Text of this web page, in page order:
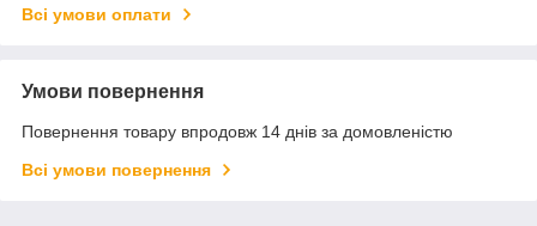
Всі умови оплати
Умови повернення
Повернення товару впродовж 14 днів за домовленістю
Всі умови повернення